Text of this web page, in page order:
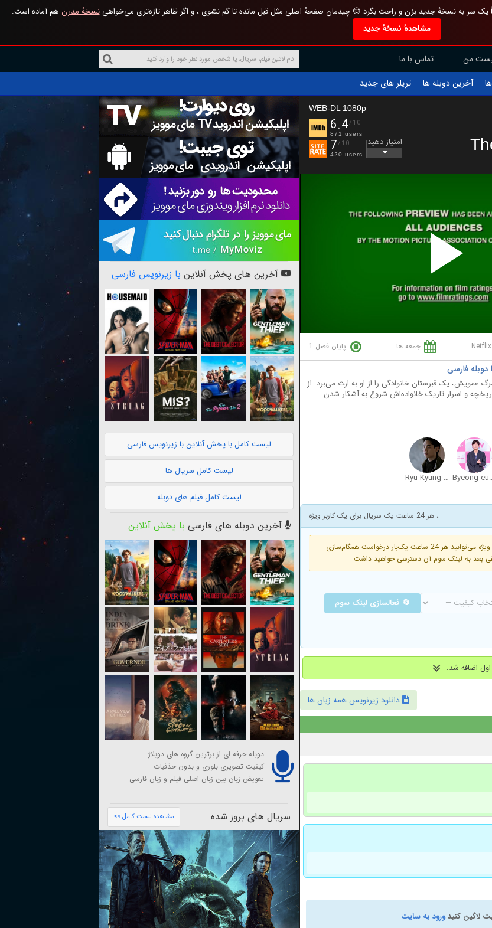
یک سر به نسخهٔ جدید بزن و راحت بگرد 😊 چیدمان صفحهٔ اصلی مثل قبل مانده تا گم نشوی ، و اگر ظاهر تازه‌تری می‌خواهینسخهٔ مدرن هم آماده است.
مشاهدهٔ نسخهٔ جدید
من
تماس با ما
آخرین دوبله ها تریلر های جدید
WEB-DL 1080p
6.4/10
871 users
7/10
420 users
امتیاز دهید
Netflix جمعه ها پایان فصل 1
عمویش، یک قبرستان خانوادگی را از او به ارث می‌برد. از
و اسرار تاریک خانواده‌اش شروع به آشکار شدن
Ryu Kyung-Soo
، هر 24 ساعت یک سریال برای یک کاربر ویژه
فعال است. با خرید اشتراک ویژه می‌توانید هر 24 ساعت یک‌بار درخواست همگام‌سازی
🔄 فعالسازی لینک سوم
دانلود زیرنویس همه زبان ها
لاگین کنیدورود به سایت
آخرین های پخش آنلاین با زیرنویس فارسی
لیست کامل با پخش آنلاین با زیرنویس فارسی
لیست کامل سریال ها
لیست کامل فیلم های دوبله
آخرین دوبله های فارسی با پخش آنلاین
دوبله حرفه ای از برترین گروه های دوبلاژ
کیفیت تصویری بلوری و بدون حذفیات
تعویض زبان بین زبان اصلی فیلم و زبان فارسی
سریال های بروز شده مشاهده لیست کامل >>